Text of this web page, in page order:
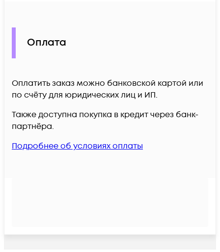
Оплата
Оплатить заказ можно банковской картой или
по счёту для юридических лиц и ИП.
Также доступна покупка в кредит через банк-
партнёра.
Подробнее об условиях оплаты